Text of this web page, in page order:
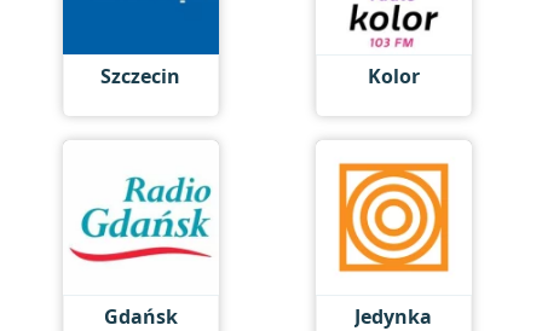
Szczecin Kolor
Gdańsk Jedynka